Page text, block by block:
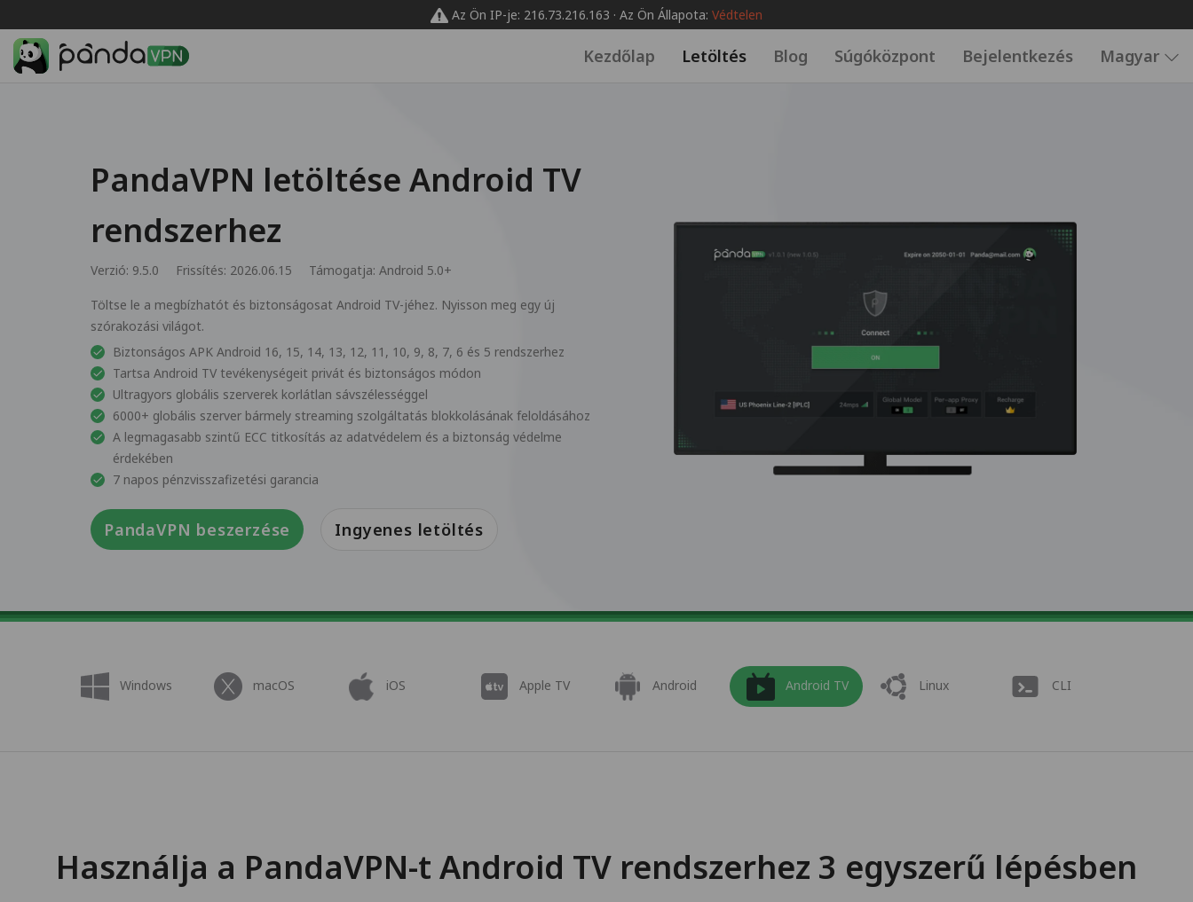
Az Ön IP-je: 216.73.216.163 · Az Ön Állapota: Védtelen
Kezdőlap Letöltés Blog Súgóközpont Bejelentkezés Magyar
PandaVPN letöltése Android TV
rendszerhez
Verzió: 9.5.0 Frissítés: 2026.06.15 Támogatja: Android 5.0+
Töltse le a megbízhatót és biztonságosat Android TV-jéhez. Nyisson meg egy új
szórakozási világot.
Biztonságos APK Android 16, 15, 14, 13, 12, 11, 10, 9, 8, 7, 6 és 5 rendszerhez
Tartsa Android TV tevékenységeit privát és biztonságos módon
Ultragyors globális szerverek korlátlan sávszélességgel
6000+ globális szerver bármely streaming szolgáltatás blokkolásának feloldásához
A legmagasabb szintű ECC titkosítás az adatvédelem és a biztonság védelme
érdekében
7 napos pénzvisszafizetési garancia
PandaVPN beszerzése Ingyenes letöltés
Windows macOS iOS Apple TV Android Android TV Linux CLI
Használja a PandaVPN-t Android TV rendszerhez 3 egyszerű lépésben